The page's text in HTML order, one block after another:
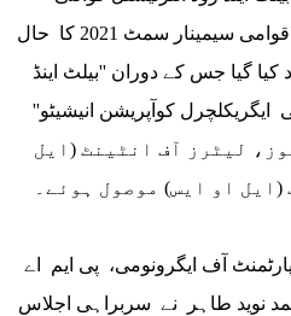
ایگریکلچر کوآپریشن'' پر بین الاقوامی سیمینار سمٹ 2021 کا حال
کیا گیا جس کے دوران ''بیلٹ اینڈ
ایگریکلچرل کوآپریشن انیشیٹو''
اور 20 ایم او یوز، لیٹرز آف انٹینٹ (ایل
او ایس) موصول ہوئے۔
آف ایگرونومی، پی ایم اے
نوید طاہر نے سربراہی اجلاس